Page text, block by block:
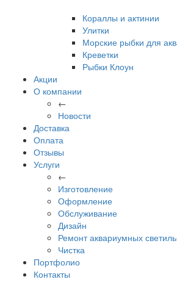
Кораллы и актинии
Улитки
Морские рыбки для
Креветки
Рыбки Клоун
Акции
О компании
←
Новости
Доставка
Оплата
Отзывы
Услуги
←
Изготовление
Оформление
Обслуживание
Дизайн
Ремонт аквариумных
Чистка
Портфолио
Контакты